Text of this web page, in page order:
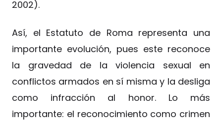
2002).
Así, el Estatuto de Roma representa una
importante evolución, pues este reconoce
la gravedad de la violencia sexual en
conflictos armados en sí misma y la desliga
como infracción al honor. Lo más
importante: el reconocimiento como crimen